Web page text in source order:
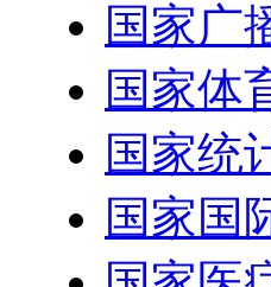
国家广
国家体
国家统
国家国